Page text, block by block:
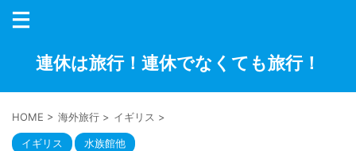
連休は旅行！連休でなくても旅行！
HOME > 海外旅行 > イギリス >
イギリス 水族館他